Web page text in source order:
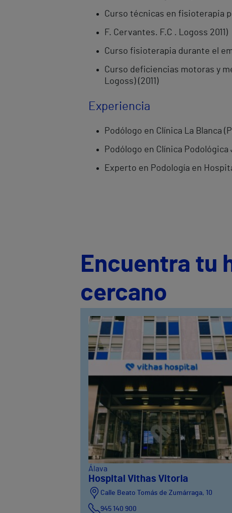
Curso técnicas en fisioterapia
F. Cervantes. F.C . Logoss 2011)
Curso fisioterapia durante el
Curso deficiencias motoras y
Logoss) (2011)
Experiencia
Podólogo en Clínica La Blanca
Podólogo en Clínica Podológica
Experto en Podología en
Encuentra tu
cercano
Álava
Hospital Vithas Vitoria
Calle Beato Tomás de Zumárraga, 10
945 140 900